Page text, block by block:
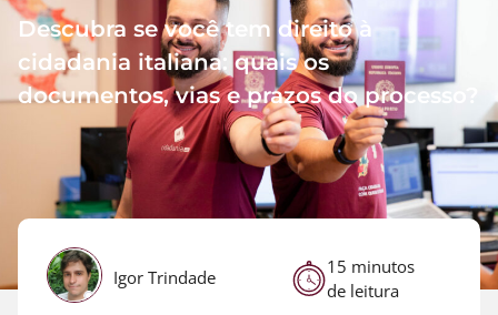
Descubra se você tem direito à
cidadania italiana: quais os
documentos, vias e prazos do processo?
Igor Trindade
15 minutos
de leitura